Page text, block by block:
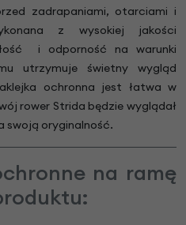
zadrapaniami, otarciami i
z wysokiej jakości
i odporność na warunki
utrzymuje świetny wygląd
ochronna jest łatwa w
rower Strida będzie wyglądał
swoją oryginalność.
na ramę